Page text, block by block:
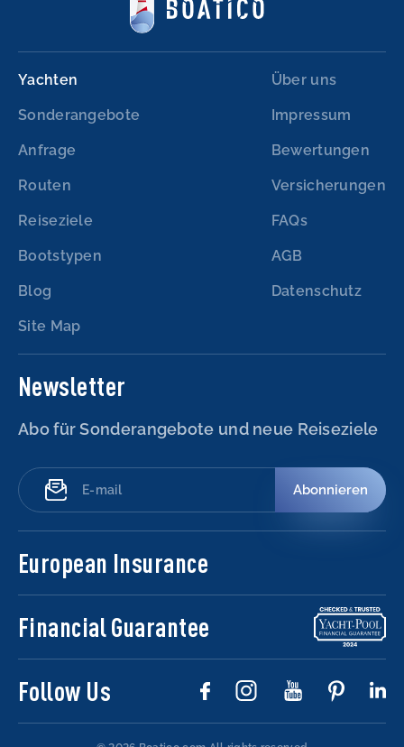
Yachten
Sonderangebote
Anfrage
Routen
Reiseziele
Bootstypen
Blog
Site Map
Über uns
Impressum
Bewertungen
Versicherungen
FAQs
AGB
Datenschutz
Newsletter
Abo für Sonderangebote und neue Reiseziele
Abonnieren
European Insurance
Financial Guarantee
Follow Us